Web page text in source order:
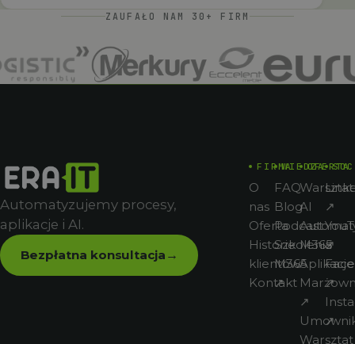
ZAUFAŁO NAM 30+ FIRM
Automatyzujemy procesy,
aplikacje i AI.
Bezpłatna konsultacja →
FIRMA
O
nas
Oferta
Historie
klientów
Kontakt
WIEDZA
FAQ
Blog
Podcast
Szkolenia
M365
↗
OFERTA
Warsztat
AI
M365
Aplikacje
↗
Warsztat
↗
↗
↗
↗